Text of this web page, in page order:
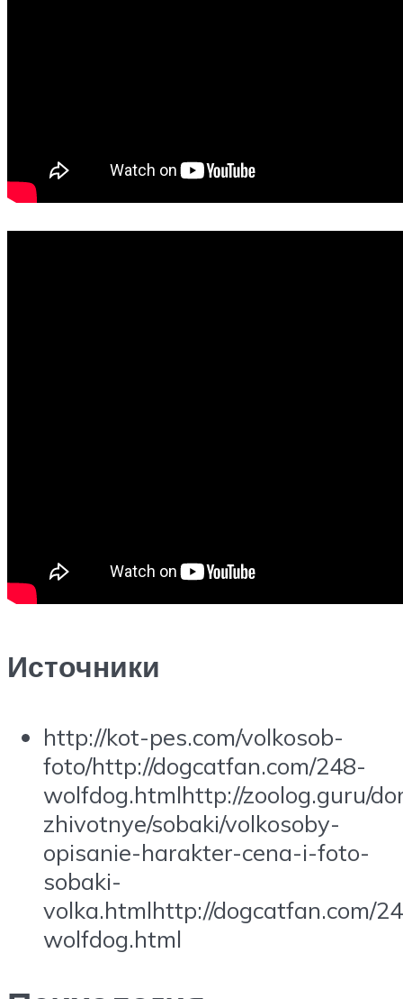
Источники
http://kot-pes.com/volkosob-
foto/http://dogcatfan.com/248-
wolfdog.htmlhttp://zoolog.guru/
zhivotnye/sobaki/volkosoby-
opisanie-harakter-cena-i-foto-
sobaki-
volka.htmlhttp://dogcatfan.com/
wolfdog.html